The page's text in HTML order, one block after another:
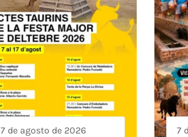
7 de agosto de 2026 7